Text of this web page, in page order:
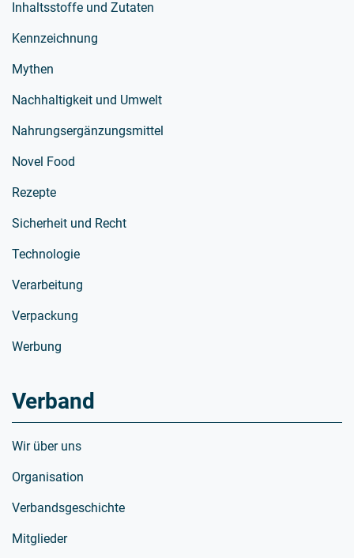
Inhaltsstoffe und Zutaten
Kennzeichnung
Mythen
Nachhaltigkeit und Umwelt
Nahrungsergänzungsmittel
Novel Food
Rezepte
Sicherheit und Recht
Technologie
Verarbeitung
Verpackung
Werbung
Verband
Wir über uns
Organisation
Verbandsgeschichte
Mitglieder